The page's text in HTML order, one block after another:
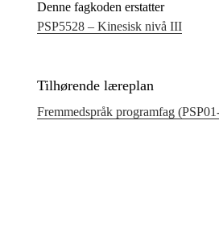
Denne fagkoden erstatter
PSP5528 – Kinesisk nivå III
Tilhørende læreplan
Fremmedspråk programfag